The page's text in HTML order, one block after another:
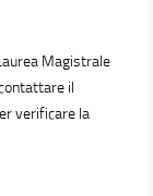
Magistrale
il
verificare la